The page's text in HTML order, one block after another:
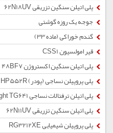
پلی اتیلن سنگین تزریقی 62N18UV
جوجه یک روزه گوشتی
گندم خوراکی (ماده 33)
قیر امولسیون CSS1
پلی اتیلن سنگین اکستروژن 48BF7
پلی پروپیلن نساجی (پودر) HP552R
پلی اتیلن ترفتالات نساجی HomBright TG641
پلی اتیلن سنگین تزریقی 62N11UV
پلی پروپیلن شیمیایی RG3212XE